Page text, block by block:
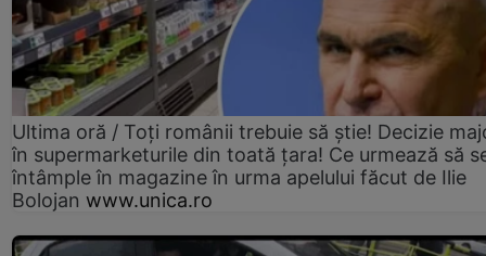
Ultima oră / Toți românii trebuie să știe! Decizie
în supermarketurile din toată țara! Ce urmează să
întâmple în magazine în urma apelului făcut de Ilie
Bolojan www.unica.ro